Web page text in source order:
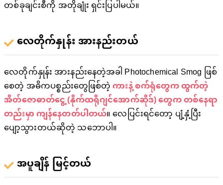
တစ်ခုချင်းစီကို အတိုချုံး ရှင်းပြပါမယ်။
လေတိုက်နှုန်း အားနည်းတယ်
လေတိုက်နှုန်း အားနည်းနေတဲ့အခါ Photochemical Smog ဖြစ်
စေတဲ့ အဓိကပစ္စည်းတွေဖြစ်တဲ့ကားနဲ့ စက်ရုံတွေက ထွက်တဲ့
အိတ်ဇောဓာတ်ငွေ့ (နိုက်ထရိုဂျင်အောက်ဆိုဒ်) တွေက တစ်နေရာ
တည်းမှာ ကျန်နေတတ်ပါတယ်။ လေပြင်းရင်တော့ ပျံ့နှံ့ပြီး
ပျော့သွားတယ်ဆိုတဲ့ သဘောပါ။
အပူချိန် မြင့်တယ်